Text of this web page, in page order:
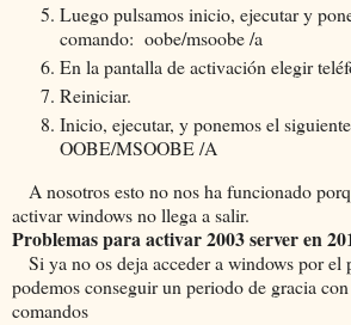
Luego pulsamos inicio, ejecutar y
comando: oobe/msoobe /a
En la pantalla de activación elegir
Reiniciar.
Inicio, ejecutar, y ponemos el
OOBE/MSOOBE /A
A nosotros esto no nos ha funcionado
activar windows no llega a salir.
Problemas para activar 2003 server en
Si ya no os deja acceder a windows por el
podemos conseguir un periodo de gracia
comandos